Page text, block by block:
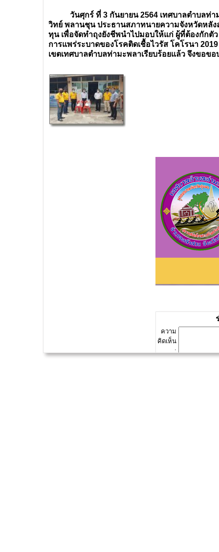
วันศุกร์ ที่ 3 กันยายน 2564 เทศบาลตำบลท่าม
วิทย์ พลานชุน ประธานสภาทนายความจังหวัดหลั
ทุน เพื่อจัดทำถุงยังชีพนำไปมอบให้แก่ ผู้ที่ต้องกักตั
การแพร่ระบาดของโรคติดเชื้อไวรัส โคโรนา
เขตเทศบาลตำบลท่ามะพลาเรียบร้อยแล้ว จึงขอ